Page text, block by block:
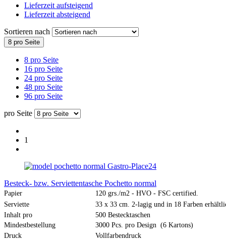
Lieferzeit aufsteigend
Lieferzeit absteigend
Sortieren nach
8 pro Seite
8 pro Seite
16 pro Seite
24 pro Seite
48 pro Seite
96 pro Seite
pro Seite
1
Gastro-Place24
Besteck- bzw. Serviettentasche Pochetto normal
Papier
120 grs./m2 - HVO - FSC certified.
Serviette
33 x 33 cm. 2-lagig und in 18 Farben
Inhalt pro
500 Bestecktaschen
Mindestbestellung
3000 Pcs. pro Design (6 Kartons)
Druck
Vollfarbendruck